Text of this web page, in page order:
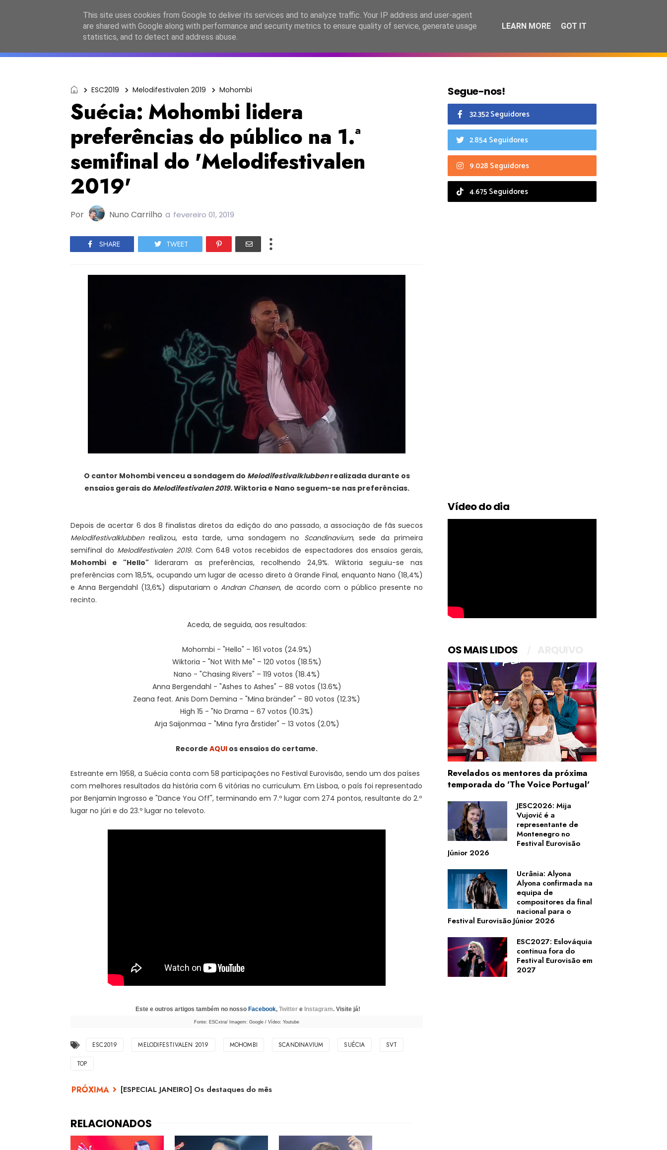
ESC2027 JESC2026 FC2026 EASC2026 PORTUGAL LANÇAMENTOS ESPECIAIS CALENDÁRIO
ESC2019 Melodifestivalen 2019 Mohombi
Suécia: Mohombi lidera
preferências do público na 1.ª
semifinal do 'Melodifestivalen
2019'
Por Nuno Carrilho a fevereiro 01, 2019
SHARE TWEET
O cantor Mohombi venceu a sondagem do Melodifestivalklubbenrealizada durante os
ensaios gerais do Melodifestivalen 2019.Wiktoria e Nano seguem-se nas preferências.
Depois de acertar 6 dos 8 finalistas diretos da edição do ano passado, a associação de fãs suecos
Melodifestivalklubbenrealizou, esta tarde, uma sondagem no Scandinavium, sede da primeira
semifinal do Melodifestivalen 2019. Com 648 votos recebidos de espectadores dos ensaios gerais,
Mohombi e "Hello" lideraram as preferências, recolhendo 24,9%. Wiktoria seguiu-se nas
preferências com 18,5%, ocupando um lugar de acesso direto à Grande Final, enquanto Nano (18,4%)
e Anna Bergendahl (13,6%) disputariam o Andran Chansen, de acordo com o público presente no
recinto.
Aceda, de seguida, aos resultados:
Mohombi - "Hello" – 161 votos (24.9%)
Wiktoria - "Not With Me" – 120 votos (18.5%)
Nano - "Chasing Rivers" – 119 votos (18.4%)
Anna Bergendahl - "Ashes to Ashes" – 88 votos (13.6%)
Zeana feat. Anis Dom Demina - "Mina bränder" – 80 votos (12.3%)
High 15 - "No Drama – 67 votos (10.3%)
Arja Saijonmaa - "Mina fyra årstider" – 13 votos (2.0%)
Recorde AQUI os ensaios do certame.
Estreante em 1958, a Suécia conta com 58 participações no Festival Eurovisão, sendo um dos países
com melhores resultados da história com 6 vitórias no curriculum. Em Lisboa, o país foi representado
por Benjamin Ingrosso e "Dance You Off", terminando em 7.º lugar com 274 pontos, resultante do 2.º
lugar no júri e do 23.º lugar no televoto.
Este e outros artigos também no nosso Facebook, Twittere Instagram. Visite já!
Fonte: ESCxtra/ Imagem: Google / Vídeo: Youtube
ESC2019 MELODIFESTIVALEN 2019 MOHOMBI SCANDINAVIUM SUÉCIA SVT
TOP
[ESPECIAL JANEIRO] Os destaques do mês
Segue-nos!
32.352 Seguidores
2.854 Seguidores
9.028 Seguidores
4.675 Seguidores
Vídeo do dia
OS MAIS LIDOS
Revelados os mentores da próxima
temporada do 'The Voice Portugal'
JESC2026: Mija
Vujović é a
representante de
Montenegro no
Festival Eurovisão
Júnior 2026
Ucrânia: Alyona
Alyona confirmada na
equipa de
compositores da final
nacional para o
Festival Eurovisão Júnior 2026
ESC2027: Eslováquia
continua fora do
Festival Eurovisão em
2027
This site uses cookies from Google to deliver its services and to analyze traffic. Your IP address and user-agent
are shared with Google along with performance and security metrics to ensure quality of service, generate usage
statistics, and to detect and address abuse.
LEARN MORE GOT IT